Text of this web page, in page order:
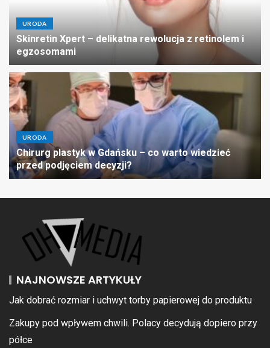
URODA
Skinretin Xpert – delikatna rewolucja z retinolem i
egzosomami
URODA
Chirurg plastyk w Gdańsku – co warto wiedzieć
przed podjęciem decyzji?
NAJNOWSZE ARTYKUŁY
Jak dobrać rozmiar i uchwyt torby papierowej do produktu
Zakupy pod wpływem chwili. Polacy decydują dopiero przy
półce